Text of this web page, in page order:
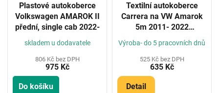
Plastové autokoberce
Volkswagen AMAROK II
přední, single cab 2022-
skladem u dodavatele
806 Kč bez DPH
975 Kč
Do košíku
Textilní autokoberce
Carrera na VW Amarok
5m 2011- 2022
(Konfigurátor)
Výroba- do 5 pracovních dnů
525 Kč bez DPH
635 Kč
Detail